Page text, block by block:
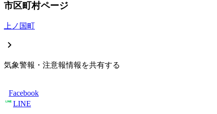
市区町村ページ
上ノ国町
気象警報・注意報情報を共有する
Facebook
LINE